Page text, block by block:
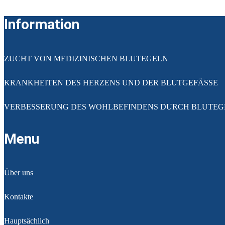
Information
ZUCHT VON MEDIZINISCHEN BLUTEGELN
KRANKHEITEN DES HERZENS UND DER BLUTGEFÄSSE
VERBESSERUNG DES WOHLBEFINDENS DURCH
Menu
Über uns
Kontakte
Hauptsächlich